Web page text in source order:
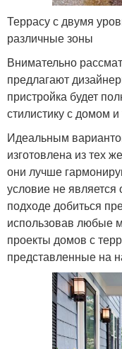
Террасу с двумя
различные зоны
Внимательно
предлагают
пристройка будет
стилистику с домом и
Идеальным
изготовлена из тех
они лучше
условие не
подходе добиться
использовав любые
проекты домов с
представленные на